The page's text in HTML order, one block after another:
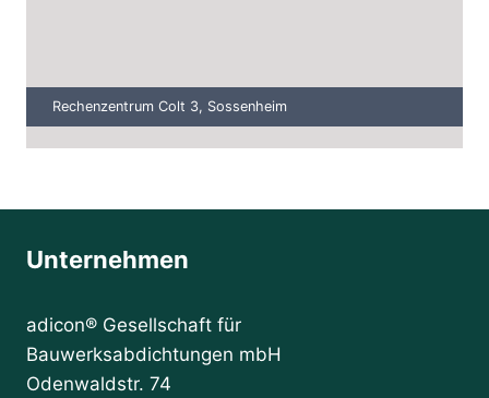
Rechenzentrum Colt 3, Sossenheim
Unternehmen
adicon® Gesellschaft für
Bauwerksabdichtungen mbH
Odenwaldstr. 74